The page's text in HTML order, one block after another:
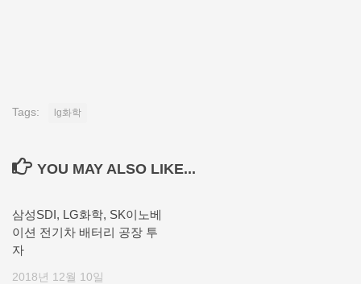
Tags: lg화학
YOU MAY ALSO LIKE...
삼성SDI, LG화학, SK이노베
이션 전기차 배터리 공장 투
자
2018년 12월 10일